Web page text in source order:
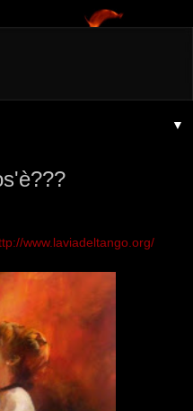
▼
www.laviadeltango.org/